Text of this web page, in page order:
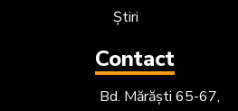
Știri
Contact
Bd. Mărăști 65-67,